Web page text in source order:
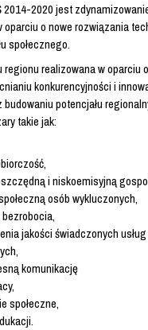
2014-2020 jest
oparciu o nowe rozwiązania
społecznego.
regionu realizowana w oparciu
konkurencyjności i
potencjału
takie jak:
i niskoemisyjną
osób wykluczonych,
jakości świadczonych
komunikację
społeczne,